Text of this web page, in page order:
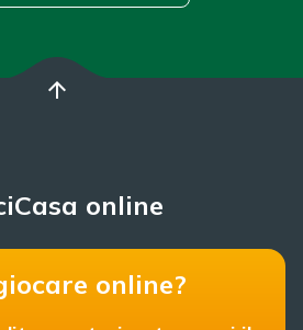
arrow_upward
online
online?